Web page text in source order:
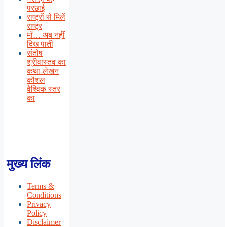
परछाई
राष्ट्रों से मिलें
राष्ट्र
माँ… अब नहीं
दिख पाती
संतोष
श्रीवास्तव का
कथा-लेखन
कौशल
वैश्विक स्तर
का
मुख्य लिंक
Terms &
Conditions
Privacy
Policy
Disclaimer